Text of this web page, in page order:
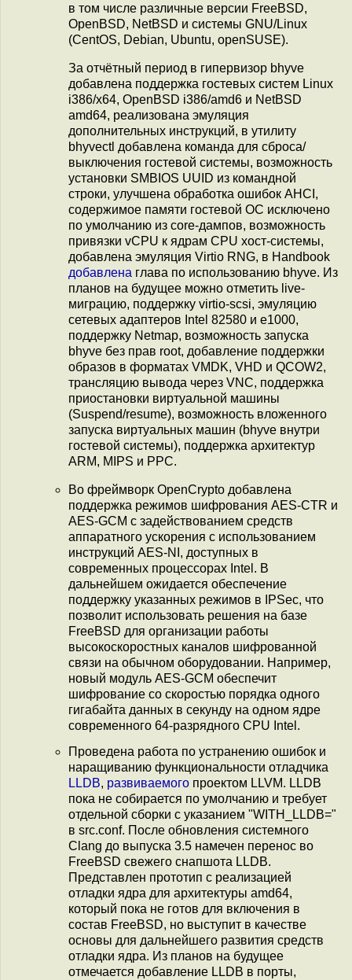
в том числе различные версии FreeBSD,
OpenBSD, NetBSD и системы GNU/Linux
(CentOS, Debian, Ubuntu, openSUSE).
За отчётный период в гипервизор bhyve
добавлена поддержка гостевых систем Linux
i386/x64, OpenBSD i386/amd6 и NetBSD
amd64, реализована эмуляция
дополнительных инструкций, в утилиту
bhyvectl добавлена команда для сброса/
выключения гостевой системы, возможность
установки SMBIOS UUID из командной
строки, улучшена обработка ошибок AHCI,
содержимое памяти гостевой ОС исключено
по умолчанию из core-дампов, возможность
привязки vCPU к ядрам CPU хост-системы,
добавлена эмуляция Virtio RNG, в Handbook
добавлена глава по использованию bhyve. Из
планов на будущее можно отметить live-
миграцию, поддержку virtio-scsi, эмуляцию
сетевых адаптеров Intel 82580 и e1000,
поддержку Netmap, возможность запуска
bhyve без прав root, добавление поддержки
образов в форматах VMDK, VHD и QCOW2,
трансляцию вывода через VNC, поддержка
приостановки виртуальной машины
(Suspend/resume), возможность вложенного
запуска виртуальных машин (bhyve внутри
гостевой системы), поддержка архитектур
ARM, MIPS и PPC.
Во фреймворк OpenCrypto добавлена
поддержка режимов шифрования AES-CTR и
AES-GCM с задействованием средств
аппаратного ускорения с использованием
инструкций AES-NI, доступных в
современных процессорах Intel. В
дальнейшем ожидается обеспечение
поддержку указанных режимов в IPSec, что
позволит использовать решения на базе
FreeBSD для организации работы
высокоскоростных каналов шифрованной
связи на обычном оборудовании. Например,
новый модуль AES-GCM обеспечит
шифрование со скоростью порядка одного
гигабайта данных в секунду на одном ядре
современного 64-разрядного CPU Intel.
Проведена работа по устранению ошибок и
наращиванию функциональности отладчика
LLDB, развиваемого проектом LLVM. LLDB
пока не собирается по умолчанию и требует
отдельной сборки с указанием "WITH_LLDB="
в src.conf. После обновления системного
Clang до выпуска 3.5 намечен перенос во
FreeBSD свежего снапшота LLDB.
Представлен прототип с реализацией
отладки ядра для архитектуры amd64,
который пока не готов для включения в
состав FreeBSD, но выступит в качестве
основы для дальнейшего развития средств
отладки ядра. Из планов на будущее
отмечается добавление LLDB в порты,